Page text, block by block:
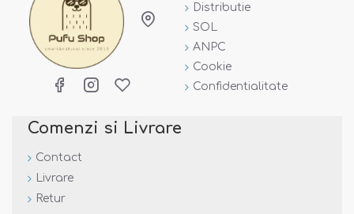
Marime
6-12 luni
18-24 luni
3T/4T
13,5-21 kg
Distributie
SOL
ANPC
Cookie
Confidentialitate
Comenzi si Livrare
Contact
Livrare
Retur